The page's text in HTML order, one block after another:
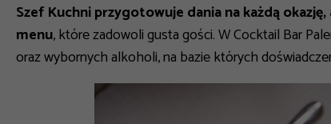
Szef Kuchni przygotowuje dania na każdą
menu, które zadowoli gusta gości. W Cocktail Bar
oraz wybornych alkoholi, na bazie których